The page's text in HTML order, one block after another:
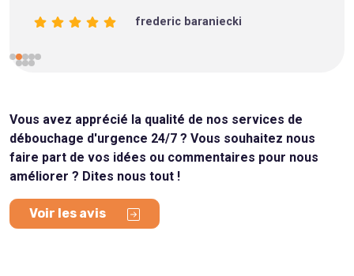
frederic baraniecki
Vous avez apprécié la qualité de nos services de
débouchage d'urgence 24/7 ? Vous souhaitez nous
faire part de vos idées ou commentaires pour nous
améliorer ? Dites nous tout !
Voir les avis